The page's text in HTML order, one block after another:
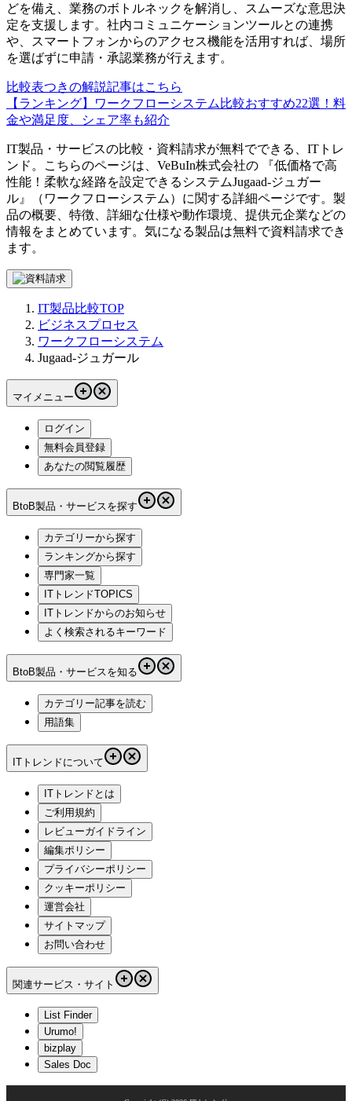
どを備え、業務のボトルネックを解消し、スムーズな意思決
定を支援します。社内コミュニケーションツールとの連携
や、スマートフォンからのアクセス機能を活用すれば、場所
を選ばずに申請・承認業務が行えます。
比較表つきの解説記事はこちら
【ランキング】ワークフローシステム比較おすすめ22選！料
金や満足度、シェア率も紹介
IT製品・サービスの比較・資料請求が無料でできる、ITトレ
ンド。こちらのページは、 VeBuIn株式会社の 『低価格で高
性能！柔軟な経路を設定できるシステムJugaad-ジュガー
ル 』（ ワークフローシステム ）に関する詳細ページです。製
品の概要、特徴、詳細な仕様や動作環境、提供元企業などの
情報をまとめています。気になる製品は無料で資料請求でき
ます。
IT製品比較TOP
ビジネスプロセス
ワークフローシステム
Jugaad-ジュガール
マイメニュー
ログイン
無料会員登録
あなたの閲覧履歴
BtoB製品・サービスを探す
カテゴリーから探す
ランキングから探す
専門家一覧
ITトレンドTOPICS
ITトレンドからのお知らせ
よく検索されるキーワード
BtoB製品・サービスを知る
カテゴリー記事を読む
用語集
ITトレンドについて
ITトレンドとは
ご利用規約
レビューガイドライン
編集ポリシー
プライバシーポリシー
クッキーポリシー
運営会社
サイトマップ
お問い合わせ
関連サービス・サイト
List Finder
Urumo!
bizplay
Sales Doc